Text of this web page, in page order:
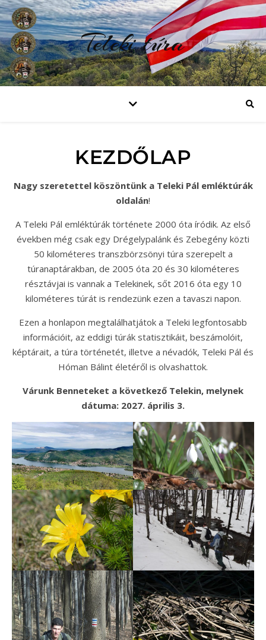
Teleki túra
KEZDŐLAP
Nagy szeretettel köszöntünk a Teleki Pál emléktúrák
oldalán!
A Teleki Pál emléktúrák története 2000 óta íródik. Az első
években még csak egy Drégelypalánk és Zebegény közti
50 kilométeres transzbörzsönyi túra szerepelt a
túranaptárakban, de 2005 óta 20 és 30 kilométeres
résztávjai is vannak a Telekinek, sőt 2016 óta egy 10
kilométeres túrát is rendezünk ezen a tavaszi napon.
Ezen a honlapon megtalálhatjátok a Teleki legfontosabb
információit, az eddigi túrák statisztikáit, beszámolóit,
képtárait, a túra történetét, illetve a névadók, Teleki Pál és
Hóman Bálint életéről is olvashattok.
Várunk Benneteket a következő Telekin, melynek
dátuma: 2027. április 3.